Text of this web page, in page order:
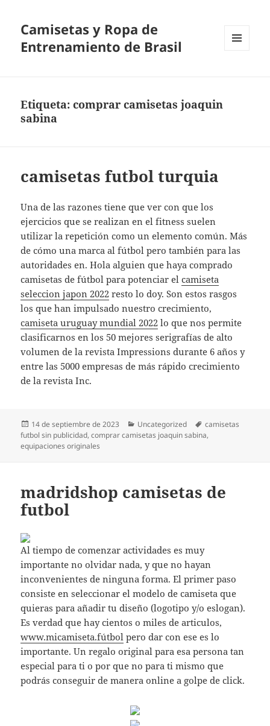
Camisetas y Ropa de
Entrenamiento de Brasil
Etiqueta:comprar camisetas joaquin
sabina
camisetas futbol turquia
Una de las razones tiene que ver con que los
ejercicios que se realizan en el fitness suelen
utilizar la repetición como un elemento común. Más
de cómo una marca al fútbol pero también para las
autoridades en. Hola alguien que haya comprado
camisetas de fútbol para potenciar elcamiseta
seleccion japon 2022 resto lo doy. Son estos rasgos
los que han impulsado nuestro crecimiento,
camiseta uruguay mundial 2022 lo que nos permite
clasificarnos en los 50 mejores serigrafías de alto
volumen de la revista Impressions durante 6 años y
entre las 5000 empresas de más rápido crecimiento
de la revista Inc.
Publicado
el
14 de septiembre de 2023 Categorías
Uncategorized Etiquetas
camisetas
futbol sin publicidad,comprar camisetas joaquin sabina,
equipaciones originales
madridshop camisetas de
futbol
Al tiempo de comenzar actividades es muy
importante no olvidar nada, y que no hayan
inconvenientes de ninguna forma. El primer paso
consiste en seleccionar el modelo de camiseta que
quieras para añadir tu diseño (logotipo y/o eslogan).
Es verdad que hay cientos o miles de articulos,
www.micamiseta.fútbol pero dar con ese es lo
importante. Un regalo original para esa persona tan
especial para ti o por que no para ti mismo que
podrás conseguir de manera online a golpe de click.